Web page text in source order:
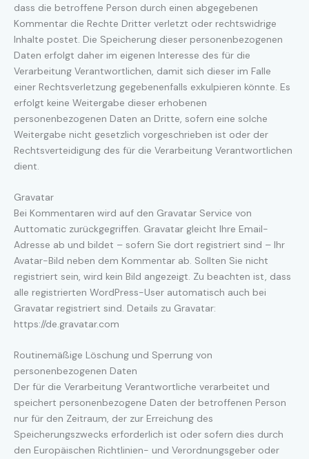
dass die betroffene Person durch einen abgegebenen
Kommentar die Rechte Dritter verletzt oder rechtswidrige
Inhalte postet. Die Speicherung dieser personenbezogenen
Daten erfolgt daher im eigenen Interesse des für die
Verarbeitung Verantwortlichen, damit sich dieser im Falle
einer Rechtsverletzung gegebenenfalls exkulpieren könnte. Es
erfolgt keine Weitergabe dieser erhobenen
personenbezogenen Daten an Dritte, sofern eine solche
Weitergabe nicht gesetzlich vorgeschrieben ist oder der
Rechtsverteidigung des für die Verarbeitung Verantwortlichen
dient.
Gravatar
Bei Kommentaren wird auf den Gravatar Service von
Auttomatic zurückgegriffen. Gravatar gleicht Ihre Email-
Adresse ab und bildet – sofern Sie dort registriert sind – Ihr
Avatar-Bild neben dem Kommentar ab. Sollten Sie nicht
registriert sein, wird kein Bild angezeigt. Zu beachten ist, dass
alle registrierten WordPress-User automatisch auch bei
Gravatar registriert sind. Details zu Gravatar:
https://de.gravatar.com
Routinemäßige Löschung und Sperrung von
personenbezogenen Daten
Der für die Verarbeitung Verantwortliche verarbeitet und
speichert personenbezogene Daten der betroffenen Person
nur für den Zeitraum, der zur Erreichung des
Speicherungszwecks erforderlich ist oder sofern dies durch
den Europäischen Richtlinien- und Verordnungsgeber oder